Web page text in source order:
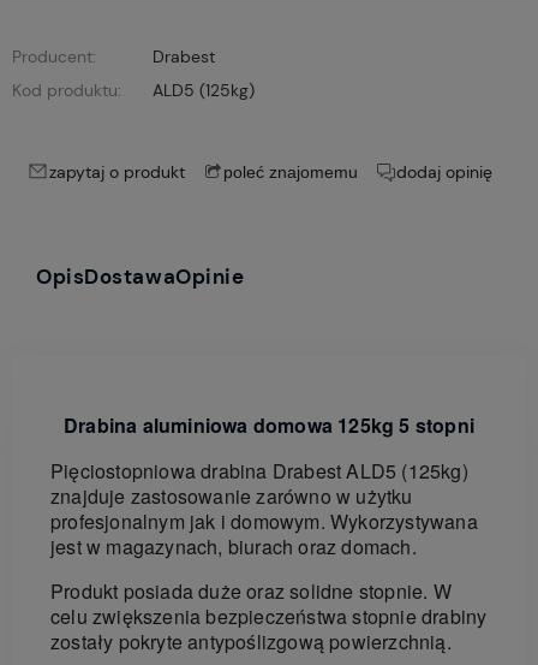
Producent:
Drabest
Kod produktu:
ALD5 (125kg)
zapytaj o produkt poleć znajomemu dodaj opinię
OpisDostawaOpinie
Drabina aluminiowa domowa 125kg 5 stopni
Pięciostopniowa drabina Drabest ALD5 (125kg)
znajduje zastosowanie zarówno w użytku
profesjonalnym jak i domowym. Wykorzystywana
jest w magazynach, biurach oraz domach.
Produkt posiada duże oraz solidne stopnie. W
celu zwiększenia bezpieczeństwa stopnie drabiny
zostały pokryte antypoślizgową powierzchnią.